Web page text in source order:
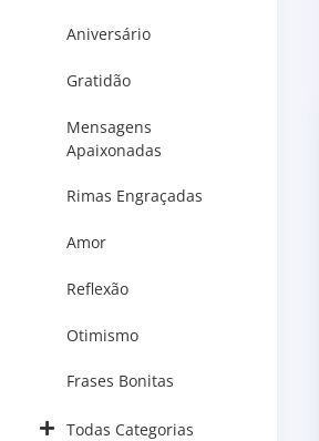
Aniversário
Gratidão
Mensagens
Apaixonadas
Rimas Engraçadas
Amor
Reflexão
Otimismo
Frases Bonitas
Todas Categorias